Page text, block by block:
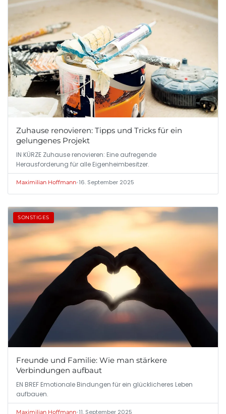
Zuhause renovieren: Tipps und Tricks für ein
gelungenes Projekt
IN KÜRZE Zuhause renovieren: Eine aufregende
Herausforderung für alle Eigenheimbesitzer.
Maximilian Hoffmann•16. September 2025
SONSTIGES
Freunde und Familie: Wie man stärkere
Verbindungen aufbaut
EN BREF Emotionale Bindungen für ein glücklicheres Leben
aufbauen.
Maximilian Hoffmann•11. September 2025